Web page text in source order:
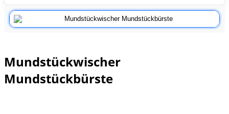
Mundstückwischer
Mundstückbürste